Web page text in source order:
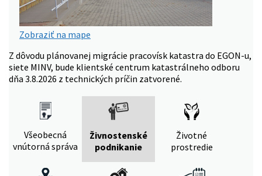
Zobraziť na mape
Z dôvodu plánovanej migrácie pracovísk katastra do EGON-u,
siete MINV, bude klientské centrum katastrálneho odboru
dňa 3.8.2026 z technických príčin zatvorené.
Všeobecná
vnútorná správa
Živnostenské
podnikanie
Životné
prostredie